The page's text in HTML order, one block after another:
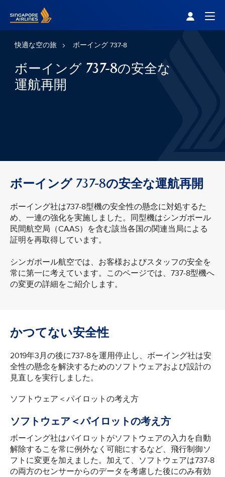
快適な空の旅 ボーイング 737-8
ボーイング 737-8の安全な
運航再開
ボーイング 737-8の安全な運航再開
ボーイング社は737-8型機の安全性の懸念に対処するた
め、一連の強化を実施しました。同型機はシンガポール
民間航空局（CAAS）を含む該当各国の関連当局による
証明を再取得しています。
シンガポール航空では、お客様およびスタッフの安全を
常に第一に考えています。このページでは、737-8型機へ
の変更の詳細をご紹介します。
かつてない安全性
2019年3月の後に737-8を運用停止し、ボーイング社は安
全性の懸念を解決するためのソフトウェアおよび設計の
見直しを実行しました。
ソフトウェア＜パイロットの考え方
ソフトウェア＜パイロットの考え方
ボーイング社はパイロットがソフトウェアの入力を自動
解除するこを常に例外なく可能にするなど、飛行制御ソ
フトに変更を加えました。加えて、ソフトウェアは737-8
の両方のセンサーからのデータを考慮した後にのみ有効